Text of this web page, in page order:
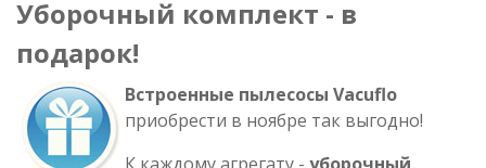
Уборочный комплект - в
подарок!
Встроенные пылесосы Vacuflo
приобрести в ноябре так выгодно!